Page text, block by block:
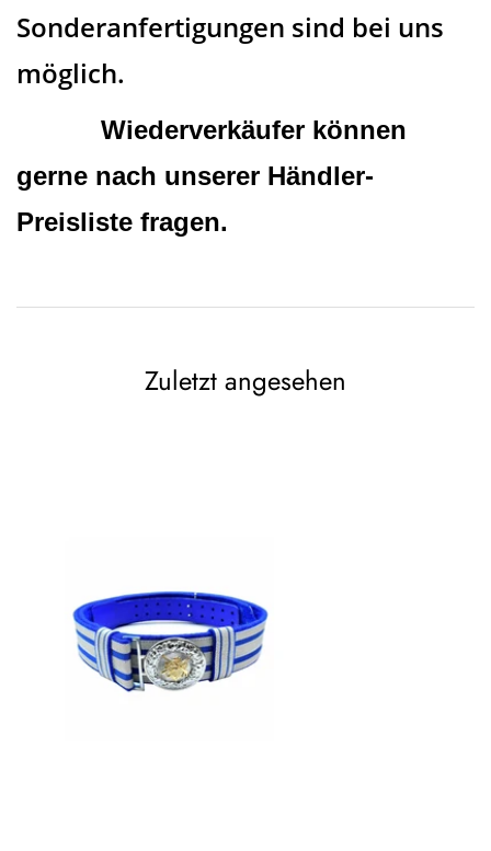
Sonderanfertigungen sind bei uns
möglich.
Wiederverkäufer können
gerne nach unserer Händler-
Preisliste fragen.
Zuletzt angesehen